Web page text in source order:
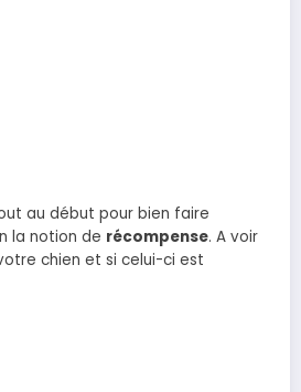
au début pour bien faire
la notion de récompense. A voir
chien et si celui-ci est